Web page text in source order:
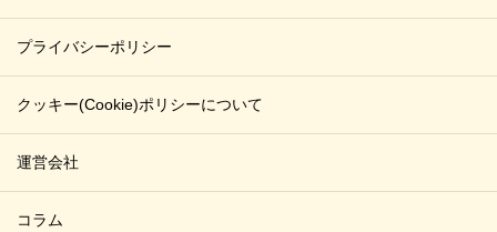
プライバシーポリシー
クッキー(Cookie)ポリシーについて
運営会社
コラム